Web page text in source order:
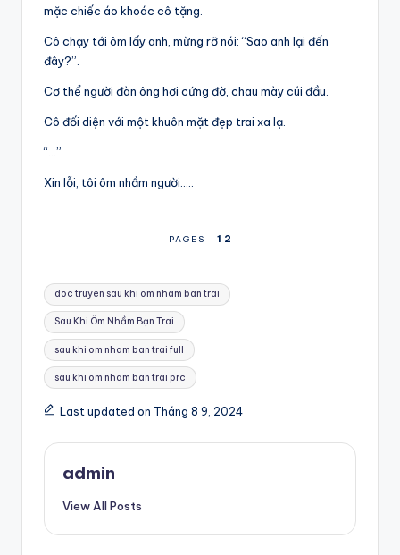
mặc chiếc áo khoác cô tặng.
Cô chạy tới ôm lấy anh, mừng rỡ nói: “Sao anh lại đến
đây?”.
Cơ thể người đàn ông hơi cứng đờ, chau mày cúi đầu.
Cô đối diện với một khuôn mặt đẹp trai xa lạ.
“…”
Xin lỗi, tôi ôm nhầm người…..
PAGES 1 2
Tags:
doc truyen sau khi om nham ban trai
Sau Khi Ôm Nhầm Bạn Trai
sau khi om nham ban trai full
sau khi om nham ban trai prc
Last updated on Tháng 8 9, 2024
admin
View All Posts